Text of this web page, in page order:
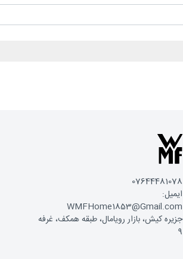
07644481078
ایمیل:
WMFHome1853@Gmail.com
جزیره کیش، بازار رویامال، طبقه همکف، غرفه
9